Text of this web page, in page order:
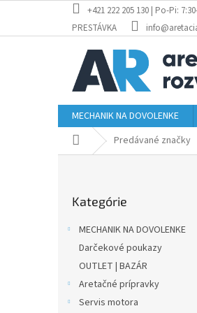
obsah
+421 222 205 130 | Po-Pi:
PRESTÁVKA
MECHANIK NA DOVOLENKE
DomovPredávané značky
kategórie
Kategórie
MECHANIK NA DOVOLENKE
Darčekové poukazy
OUTLET | BAZÁR
Aretačné prípravky
Servis motora